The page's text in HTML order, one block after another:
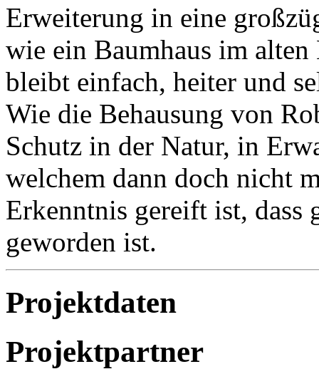
Erweiterung in eine
wie ein Baumhaus im alten
bleibt einfach, heiter und
Wie die Behausung von
Schutz in der Natur, in
welchem dann doch nicht
Erkenntnis gereift ist, dass
geworden ist.
Projektdaten
Projektpartner